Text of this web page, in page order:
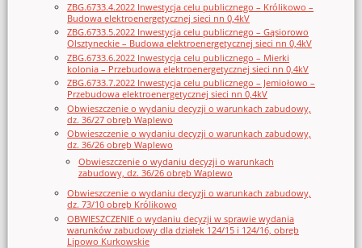
ZBG.6733.4.2022 Inwestycja celu publicznego – Królikowo –
Budowa elektroenergetycznej sieci nn 0,4kV
ZBG.6733.5.2022 Inwestycja celu publicznego – Gąsiorowo
Olsztyneckie – Budowa elektroenergetycznej sieci nn 0,4kV
ZBG.6733.6.2022 Inwestycja celu publicznego – Mierki
kolonia – Przebudowa elektroenergetycznej sieci nn 0,4kV
ZBG.6733.7.2022 Inwestycja celu publicznego – Jemiołowo –
Przebudowa elektroenergetycznej sieci nn 0,4kV
Obwieszczenie o wydaniu decyzji o warunkach zabudowy,
dz. 36/27 obręb Waplewo
Obwieszczenie o wydaniu decyzji o warunkach zabudowy,
dz. 36/26 obręb Waplewo
Obwieszczenie o wydaniu decyzji o warunkach
zabudowy, dz. 36/26 obręb Waplewo
Obwieszczenie o wydaniu decyzji o warunkach zabudowy,
dz. 73/10 obręb Królikowo
OBWIESZCZENIE o wydaniu decyzji w sprawie wydania
warunków zabudowy dla działek 124/15 i 124/16, obręb
Lipowo Kurkowskie